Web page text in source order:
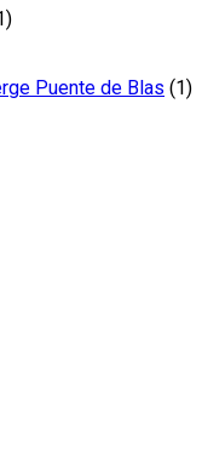
Puente de Blas (1)